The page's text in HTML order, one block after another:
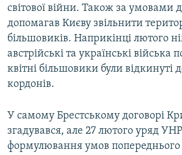
світової війни. Також за умовами
допомагав Києву звільнити
більшовиків. Наприкінці лютого
австрійські та українські війська
квітні більшовики були відкинуті
кордонів.
У самому Брестському договорі
згадувався, але 27 лютого уряд
формулювання умов попереднього